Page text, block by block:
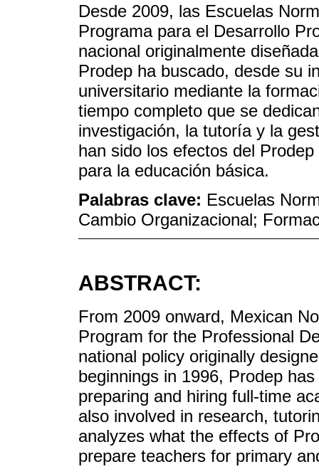
Desde 2009, las Escuelas
Programa para el Desarrollo
nacional originalmente
Prodep ha buscado, desde su
universitario mediante la
tiempo completo que se
investigación, la tutoría y la
han sido los efectos del
para la educación básica.
Palabras clave: Escuelas
Cambio Organizacional;
ABSTRACT:
From 2009 onward, Mexican
Program for the Professional
national policy originally
beginnings in 1996, Prodep
preparing and hiring full-time
also involved in research,
analyzes what the effects of
prepare teachers for primary